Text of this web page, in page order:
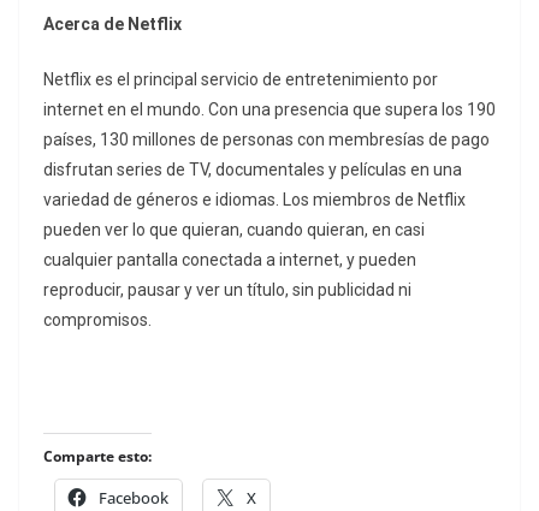
Acerca de Netflix
Netflix es el principal servicio de entretenimiento por
internet en el mundo. Con una presencia que supera los 190
países, 130 millones de personas con membresías de pago
disfrutan series de TV, documentales y películas en una
variedad de géneros e idiomas. Los miembros de Netflix
pueden ver lo que quieran, cuando quieran, en casi
cualquier pantalla conectada a internet, y pueden
reproducir, pausar y ver un título, sin publicidad ni
compromisos.
Comparte esto:
Facebook X